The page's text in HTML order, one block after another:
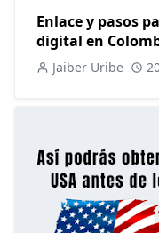
Enlace y pasos
digital en
Jaiber Uribe